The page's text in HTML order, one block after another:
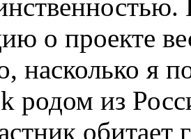
о проекте
насколько я
родом из
обитает